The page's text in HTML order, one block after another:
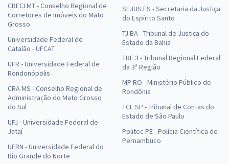
CRECI MT - Conselho Regional de
Corretores de Imóveis do Mato
Grosso
Universidade Federal de
Catalão - UFCAT
UFR - Universidade Federal de
Rondonópolis
CRA MS - Conselho Regional de
Administração do Mato Grosso
do Sul
UFJ - Universidade Federal de
Jataí
UFRN - Universidade Federal do
Rio Grande do Norte
SEJUS ES - Secretaria da Justiça
do Espírito Santo
TJ BA - Tribunal de Justiça do
Estado da Bahia
TRF 3 - Tribunal Regional Federal
da 3ª Região
MP RO - Ministério Público de
Rondônia
TCE SP - Tribunal de Contas do
Estado de São Paulo
Politec PE - Polícia Científica de
Pernambuco